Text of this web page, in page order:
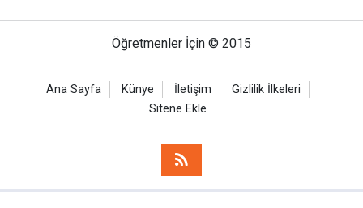
Öğretmenler İçin © 2015
Ana Sayfa Künye İletişim
Gizlilik İlkeleri
Sitene Ekle